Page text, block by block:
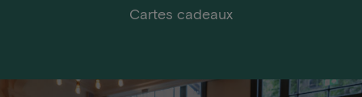
Cartes cadeaux